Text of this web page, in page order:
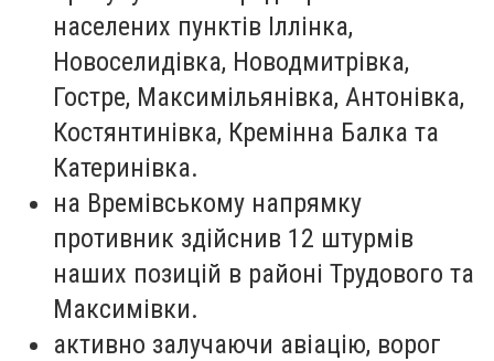
населених пунктів Іллінка,
Новоселидівка, Новодмитрівка,
Гостре, Максимільянівка, Антонівка,
Костянтинівка, Кремінна Балка та
Катеринівка.
на Времівському напрямку
противник здійснив 12 штурмів
наших позицій в районі Трудового та
Максимівки.
активно залучаючи авіацію, ворог